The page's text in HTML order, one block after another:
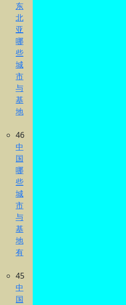
东
北
亚
哪
些
城
市
与
基
地
46
中
国
哪
些
城
市
与
基
地
有
45
中
国